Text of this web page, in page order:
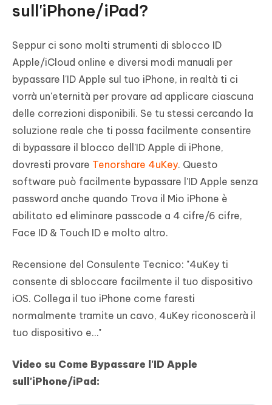
sull'iPhone/iPad?
Seppur ci sono molti strumenti di sblocco ID
Apple/iCloud online e diversi modi manuali per
bypassare l'ID Apple sul tuo iPhone, in realtà ti ci
vorrà un'eternità per provare ad applicare ciascuna
delle correzioni disponibili. Se tu stessi cercando la
soluzione reale che ti possa facilmente consentire
di bypassare il blocco dell'ID Apple di iPhone,
dovresti provare Tenorshare 4uKey. Questo
software può facilmente bypassare l'ID Apple senza
password anche quando Trova il Mio iPhone è
abilitato ed eliminare passcode a 4 cifre/6 cifre,
Face ID & Touch ID e molto altro.
Recensione del Consulente Tecnico: "4uKey ti
consente di sbloccare facilmente il tuo dispositivo
iOS. Collega il tuo iPhone come faresti
normalmente tramite un cavo, 4uKey riconoscerà il
tuo dispositivo e…"
Video su Come Bypassare l'ID Apple
sull'iPhone/iPad: